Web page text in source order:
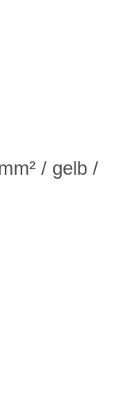
/ gelb /